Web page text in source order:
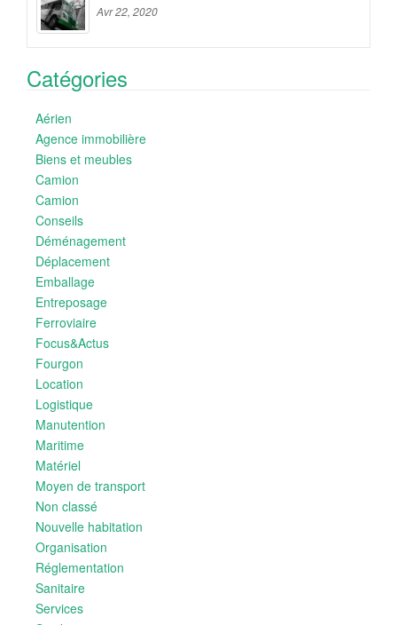
Avr 22, 2020
Catégories
Aérien
Agence immobilière
Biens et meubles
Camion
Camion
Conseils
Déménagement
Déplacement
Emballage
Entreposage
Ferroviaire
Focus&Actus
Fourgon
Location
Logistique
Manutention
Maritime
Matériel
Moyen de transport
Non classé
Nouvelle habitation
Organisation
Réglementation
Sanitaire
Services